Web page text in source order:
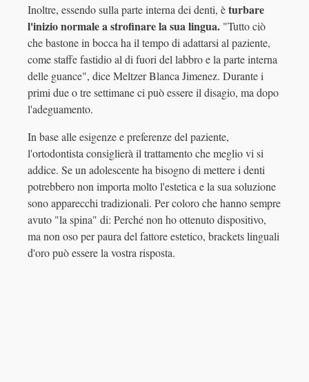
Inoltre, essendo sulla parte interna dei denti, èturbare
l'inizio normale a strofinare la sua lingua. "Tutto ciò
che bastone in bocca ha il tempo di adattarsi al paziente,
come staffe fastidio al di fuori del labbro e la parte interna
delle guance", dice Meltzer Blanca Jimenez. Durante i
primi due o tre settimane ci può essere il disagio, ma dopo
l'adeguamento.
In base alle esigenze e preferenze del paziente,
l'ortodontista consiglierà il trattamento che meglio vi si
addice. Se un adolescente ha bisogno di mettere i denti
potrebbero non importa molto l'estetica e la sua soluzione
sono apparecchi tradizionali. Per coloro che hanno sempre
avuto "la spina" di: Perché non ho ottenuto dispositivo,
ma non oso per paura del fattore estetico, brackets linguali
d'oro può essere la vostra risposta.